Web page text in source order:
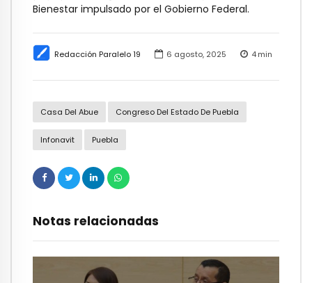
Redacción Paralelo 19 6 agosto, 2025 4min
Casa Del Abue Congreso Del Estado De Puebla
Infonavit Puebla
Notas relacionadas
Bienestar impulsado por el Gobierno Federal.